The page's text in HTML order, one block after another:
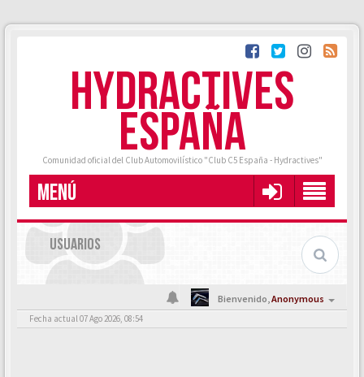
HYDRACTIVES
ESPAÑA
Comunidad oficial del Club Automovilístico "Club C5 España - Hydractives"
MENÚ
USUARIOS
Bienvenido,Anonymous
Fecha actual 07 Ago 2026, 08:54